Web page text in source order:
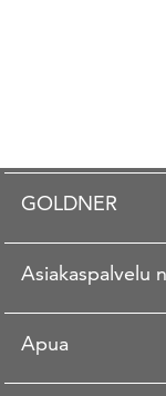
GOLDNER
Asiakaspalvelu
Apua